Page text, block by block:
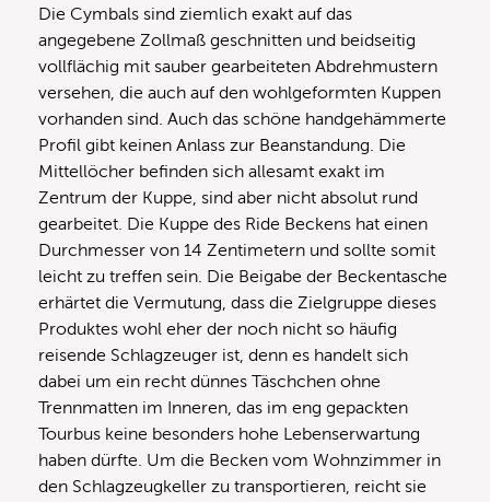
Die Cymbals sind ziemlich exakt auf das
angegebene Zollmaß geschnitten und beidseitig
vollflächig mit sauber gearbeiteten Abdrehmustern
versehen, die auch auf den wohlgeformten Kuppen
vorhanden sind. Auch das schöne handgehämmerte
Profil gibt keinen Anlass zur Beanstandung. Die
Mittellöcher befinden sich allesamt exakt im
Zentrum der Kuppe, sind aber nicht absolut rund
gearbeitet. Die Kuppe des Ride Beckens hat einen
Durchmesser von 14 Zentimetern und sollte somit
leicht zu treffen sein. Die Beigabe der Beckentasche
erhärtet die Vermutung, dass die Zielgruppe dieses
Produktes wohl eher der noch nicht so häufig
reisende Schlagzeuger ist, denn es handelt sich
dabei um ein recht dünnes Täschchen ohne
Trennmatten im Inneren, das im eng gepackten
Tourbus keine besonders hohe Lebenserwartung
haben dürfte. Um die Becken vom Wohnzimmer in
den Schlagzeugkeller zu transportieren, reicht sie